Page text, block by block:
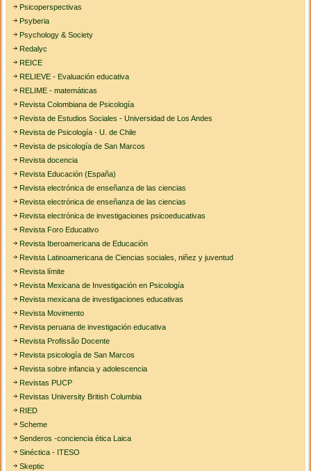
Psicoperspectivas
Psyberia
Psychology & Society
Redalyc
REICE
RELIEVE - Evaluación educativa
RELIME - matemáticas
Revista Colombiana de Psicología
Revista de Estudios Sociales - Universidad de Los Andes
Revista de Psicología - U. de Chile
Revista de psicología de San Marcos
Revista docencia
Revista Educación (España)
Revista electrónica de enseñanza de las ciencias
Revista electrónica de enseñanza de las ciencias
Revista electrónica de investigaciones psicoeducativas
Revista Foro Educativo
Revista Iberoamericana de Educación
Revista Latinoamericana de Ciencias sociales, niñez y juventud
Revista límite
Revista Mexicana de Investigación en Psicología
Revista mexicana de investigaciones educativas
Revista Movimento
Revista peruana de investigación educativa
Revista Profissão Docente
Revista psicología de San Marcos
Revista sobre infancia y adolescencia
Revistas PUCP
Revistas University British Columbia
RIED
Scheme
Senderos -conciencia ética Laica
Sinéctica - ITESO
Skeptic